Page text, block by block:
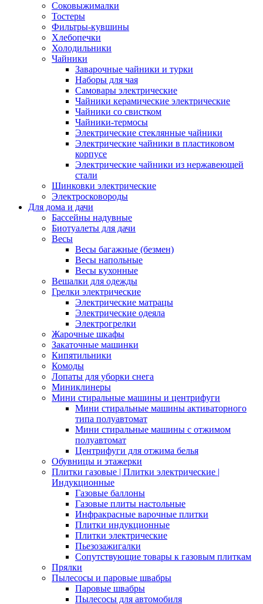
Соковыжималки
Тостеры
Фильтры-кувшины
Хлебопечки
Холодильники
Чайники
Заварочные чайники и турки
Наборы для чая
Самовары электрические
Чайники керамические электрические
Чайники со свистком
Чайники-термосы
Электрические стеклянные чайники
Электрические чайники в пластиковом
корпусе
Электрические чайники из нержавеющей
стали
Шинковки электрические
Электросковороды
Для дома и дачи
Бассейны надувные
Биотуалеты для дачи
Весы
Весы багажные (безмен)
Весы напольные
Весы кухонные
Вешалки для одежды
Грелки электрические
Электрические матрацы
Электрические одеяла
Электрогрелки
Жарочные шкафы
Закаточные машинки
Кипятильники
Комоды
Лопаты для уборки снега
Миниклинеры
Мини стиральные машины и центрифуги
Мини стиральные машины активаторного
типа полуавтомат
Мини стиральные машины с отжимом
полуавтомат
Центрифуги для отжима белья
Обувницы и этажерки
Плитки газовые | Плитки электрические |
Индукционные
Газовые баллоны
Газовые плиты настольные
Инфракрасные варочные плитки
Плитки индукционные
Плитки электрические
Пьезозажигалки
Сопутствующие товары к газовым плиткам
Прялки
Пылесосы и паровые швабры
Паровые швабры
Пылесосы для автомобиля